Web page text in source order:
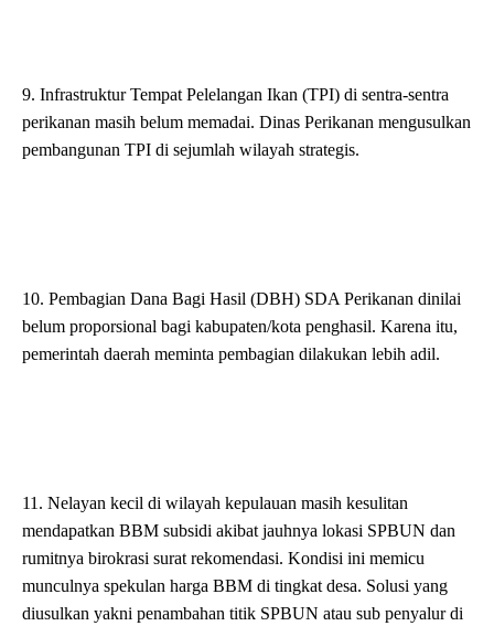
9. Infrastruktur Tempat Pelelangan Ikan (TPI) di sentra-sentra
perikanan masih belum memadai. Dinas Perikanan mengusulkan
pembangunan TPI di sejumlah wilayah strategis.
10. Pembagian Dana Bagi Hasil (DBH) SDA Perikanan dinilai
belum proporsional bagi kabupaten/kota penghasil. Karena itu,
pemerintah daerah meminta pembagian dilakukan lebih adil.
11. Nelayan kecil di wilayah kepulauan masih kesulitan
mendapatkan BBM subsidi akibat jauhnya lokasi SPBUN dan
rumitnya birokrasi surat rekomendasi. Kondisi ini memicu
munculnya spekulan harga BBM di tingkat desa. Solusi yang
diusulkan yakni penambahan titik SPBUN atau sub penyalur di